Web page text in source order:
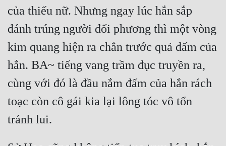
của thiếu nữ. Nhưng ngay lúc hắn sắp
đánh trúng người đối phương thì một vòng
kim quang hiện ra chắn trước quả đấm của
hắn. BA~ tiếng vang trầm đục truyền ra,
cùng với đó là đầu nắm đấm của hắn rách
toạc còn cô gái kia lại lông tóc vô tổn